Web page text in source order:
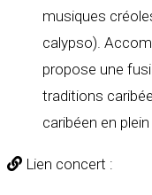
musiques
calypso).
propose une
traditions
caribéen en
Lien concert :